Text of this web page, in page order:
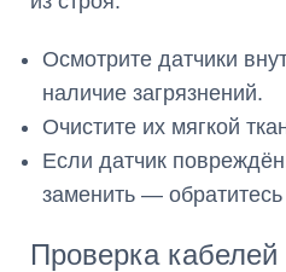
Осмотрите датчики
наличие загрязнений.
Очистите их мягкой
Если датчик
заменить —
Проверка